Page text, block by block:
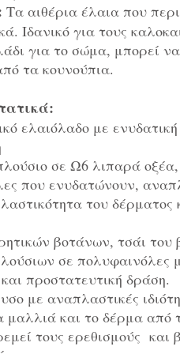
Τα αιθέρια έλαια που
Ιδανικό για τους
για το σώμα, μπορεί να
τα κουνούπια.
ελαιόλαδο με
σε Ω6 λιπαρά οξέα,
που ενυδατώνουν,
του δέρματος
βοτάνων, τσάι του
σε πολυφαινόλες
προστατευτική δράση.
με αναπλαστικές
μαλλιά και το δέρμα από
τους ερεθισμούς και